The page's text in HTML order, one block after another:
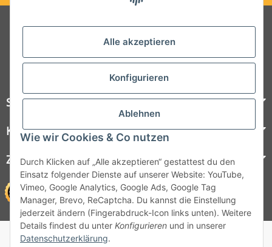
Alle akzeptieren
Konfigurieren
Ablehnen
Wie wir Cookies & Co nutzen
Durch Klicken auf „Alle akzeptieren“ gestattest du den
Einsatz folgender Dienste auf unserer Website: YouTube,
Vimeo, Google Analytics, Google Ads, Google Tag
Manager, Brevo, ReCaptcha. Du kannst die Einstellung
jederzeit ändern (Fingerabdruck-Icon links unten). Weitere
Details findest du unter Konfigurieren und in unserer
Datenschutzerklärung.
Folgt uns auf Social Media
Steelboxx
Kundenservice
Zahlungsmöglichkeiten
© 1964 - 2026 Lüllmann GmbH